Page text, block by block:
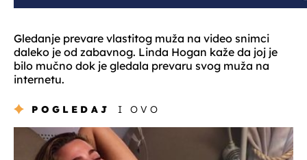
Gledanje prevare vlastitog muža na video snimci
daleko je od zabavnog. Linda Hogan kaže da joj je
bilo mučno dok je gledala prevaru svog muža na
internetu.
POGLEDAJ I OVO